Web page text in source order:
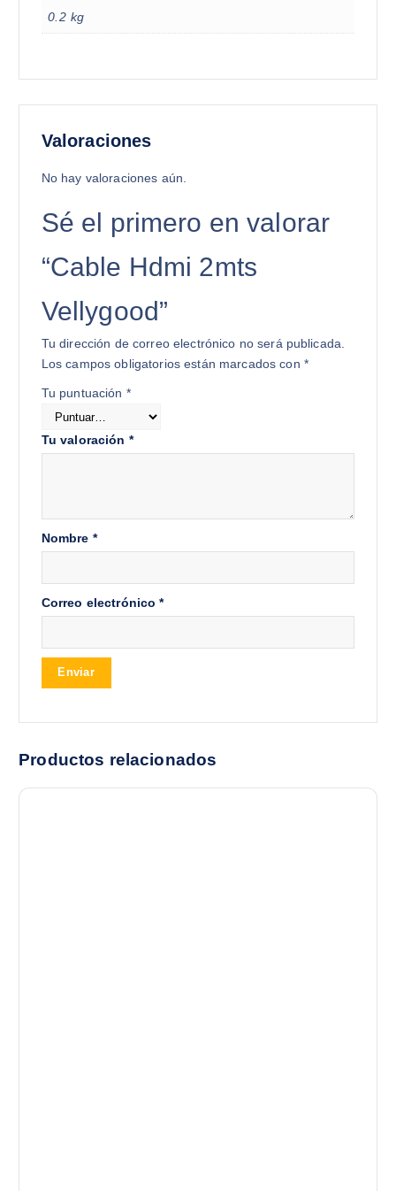
0.2 kg
Valoraciones
No hay valoraciones aún.
Sé el primero en valorar
“Cable Hdmi 2mts
Vellygood”
Tu dirección de correo electrónico no será publicada.
Los campos obligatorios están marcados con *
Tu puntuación *
Tu valoración *
Nombre *
Correo electrónico*
Productos relacionados